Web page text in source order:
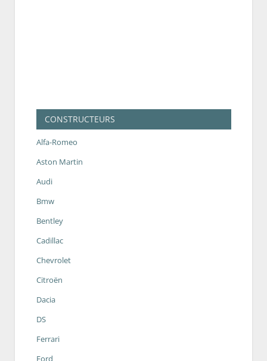
CONSTRUCTEURS
Alfa-Romeo
Aston Martin
Audi
Bmw
Bentley
Cadillac
Chevrolet
Citroën
Dacia
DS
Ferrari
Ford